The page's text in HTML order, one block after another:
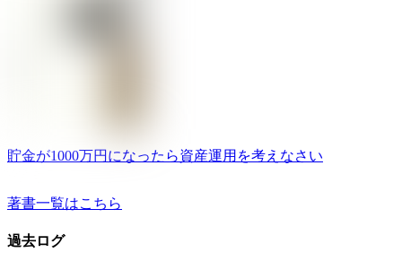
貯金が1000万円になったら資産運用を考えなさい
著書一覧はこちら
過去ログ